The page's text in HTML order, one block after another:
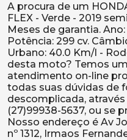
A procura de um
FLEX - Verde - 2019
Meses de garantia.
Potência: 299 cv.
Urbano: 40.0 Km/l -
desta moto? Temos
atendimento on-line
todas suas dúvidas de
descomplicada,
(27)99938-5637, ou se
Nosso endereço é Av
nº 1312, Irmaos